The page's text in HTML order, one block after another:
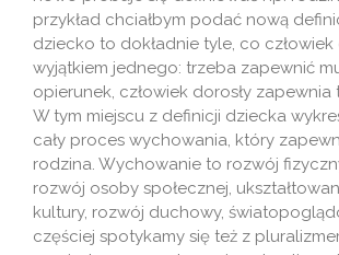
przykład chciałbym podać nową
dziecko to dokładnie tyle, co człowiek
wyjątkiem jednego: trzeba zapewnić
opierunek, człowiek dorosły zapewnia
W tym miejscu z definicji dziecka
cały proces wychowania, który
rodzina. Wychowanie to rozwój
rozwój osoby społecznej,
kultury, rozwój duchowy,
częściej spotykamy się też z